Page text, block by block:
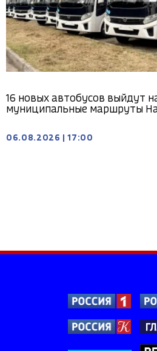
16 новых автобусов выйдут
муниципальные маршруты
06.08.2026 17:00